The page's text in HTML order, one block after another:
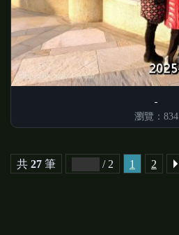
瀏覽：834
共 27 筆 / 2 1 2